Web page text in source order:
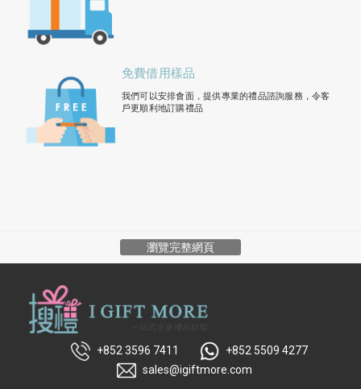
免費借用樣品
我們可以安排會面，提供專業的禮品諮詢服務，令客
戶更順利地訂購禮品
瀏覽完整網頁
+852 3596 7411
+852 5509 4277
sales@igiftmore.com